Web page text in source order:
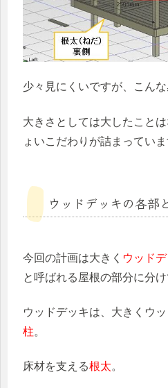
少々見にくいですが、こんな
大きさとしては大したこと
ょいこだわりが詰まっていま
ウッドデッキの各部
今回の計画は大きく ウッド
と呼ばれる屋根の部分に分け
ウッドデッキは、大きくウ
柱。
床材を支える根太。